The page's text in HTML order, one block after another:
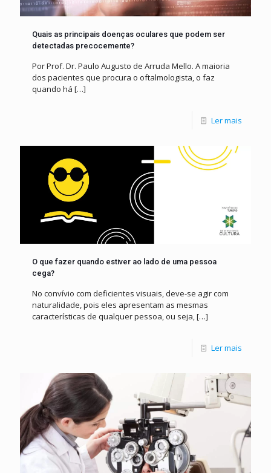
Quais as principais doenças oculares que podem ser
detectadas precocemente?
Por Prof. Dr. Paulo Augusto de Arruda Mello. A maioria
dos pacientes que procura o oftalmologista, o faz
quando há […]
Ler mais
O que fazer quando estiver ao lado de uma pessoa
cega?
No convívio com deficientes visuais, deve-se agir com
naturalidade, pois eles apresentam as mesmas
características de qualquer pessoa, ou seja, […]
Ler mais